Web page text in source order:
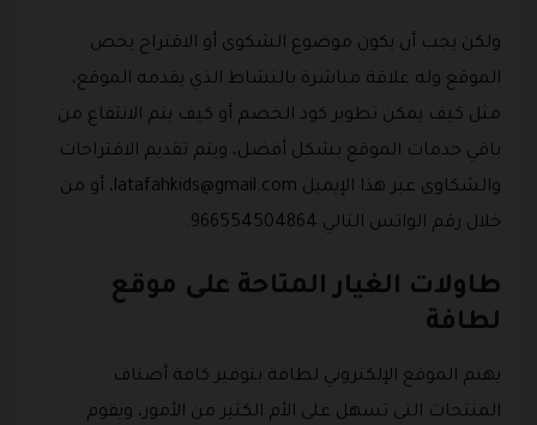
ولكن يجب أن يكون موضوع الشكوى أو الاقتراح يخص
الموقع وله علاقة مباشرة بالنشاط الذي يقدمه الموقع،
مثل كيف يمكن تطوير كود الخصم أو كيف يتم الانتفاع من
باقي خدمات الموقع بشكل أفضل، ويتم تقديم الاقتراحات
والشكاوى عبر هذا الإيميل latafahkids@gmail.com، أو من
خلال رقم الواتس التالي 966554504864.
طاولات الغيار المتاحة على موقع
لطافة
يهتم الموقع الإلكتروني لطافة بتوفير كافة أصناف
المنتجات التي تسهل على الأم الكثير من الأمور، ويقوم